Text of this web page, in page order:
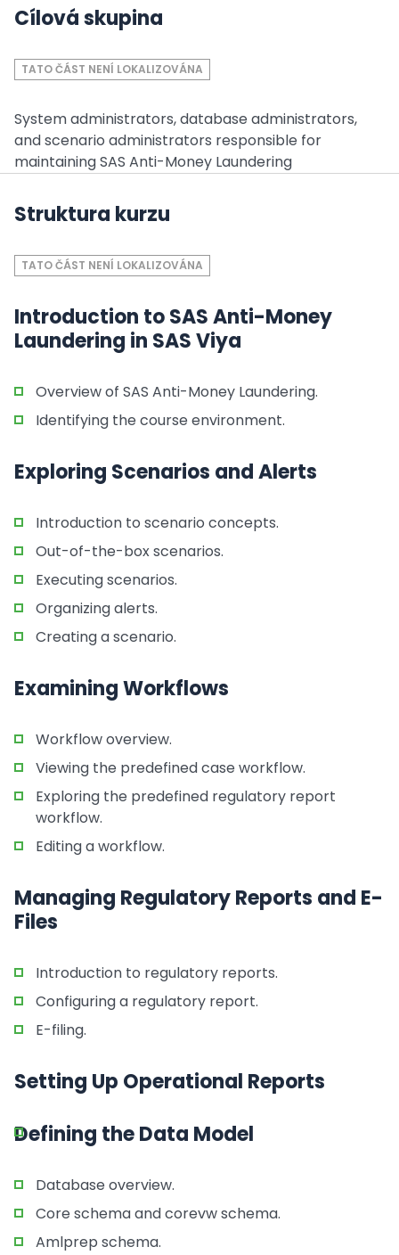
Cílová skupina
TATO ČÁST NENÍ LOKALIZOVÁNA
System administrators, database administrators,
and scenario administrators responsible for
maintaining SAS Anti-Money Laundering
Struktura kurzu
TATO ČÁST NENÍ LOKALIZOVÁNA
Introduction to SAS Anti-Money
Laundering in SAS Viya
Overview of SAS Anti-Money Laundering.
Identifying the course environment.
Exploring Scenarios and Alerts
Introduction to scenario concepts.
Out-of-the-box scenarios.
Executing scenarios.
Organizing alerts.
Creating a scenario.
Examining Workflows
Workflow overview.
Viewing the predefined case workflow.
Exploring the predefined regulatory report
workflow.
Editing a workflow.
Managing Regulatory Reports and E-
Files
Introduction to regulatory reports.
Configuring a regulatory report.
E-filing.
Setting Up Operational Reports
Defining the Data Model
Database overview.
Core schema and corevw schema.
Amlprep schema.